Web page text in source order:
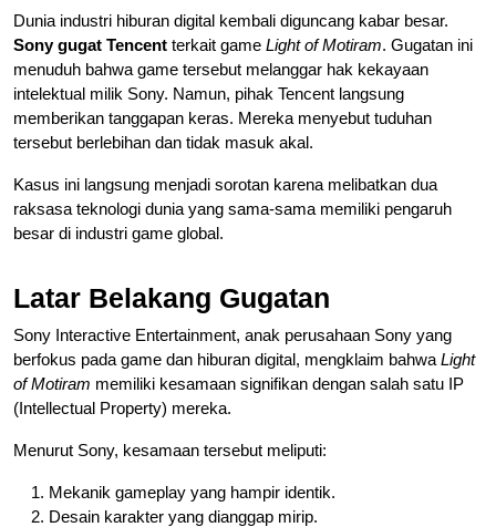
Dunia industri hiburan digital kembali diguncang kabar besar.
Sony gugat Tencent terkait game Light of Motiram. Gugatan ini
menuduh bahwa game tersebut melanggar hak kekayaan
intelektual milik Sony. Namun, pihak Tencent langsung
memberikan tanggapan keras. Mereka menyebut tuduhan
tersebut berlebihan dan tidak masuk akal.
Kasus ini langsung menjadi sorotan karena melibatkan dua
raksasa teknologi dunia yang sama-sama memiliki pengaruh
besar di industri game global.
Latar Belakang Gugatan
Sony Interactive Entertainment, anak perusahaan Sony yang
berfokus pada game dan hiburan digital, mengklaim bahwa Light
of Motiram memiliki kesamaan signifikan dengan salah satu IP
(Intellectual Property) mereka.
Menurut Sony, kesamaan tersebut meliputi:
Mekanik gameplay yang hampir identik.
Desain karakter yang dianggap mirip.